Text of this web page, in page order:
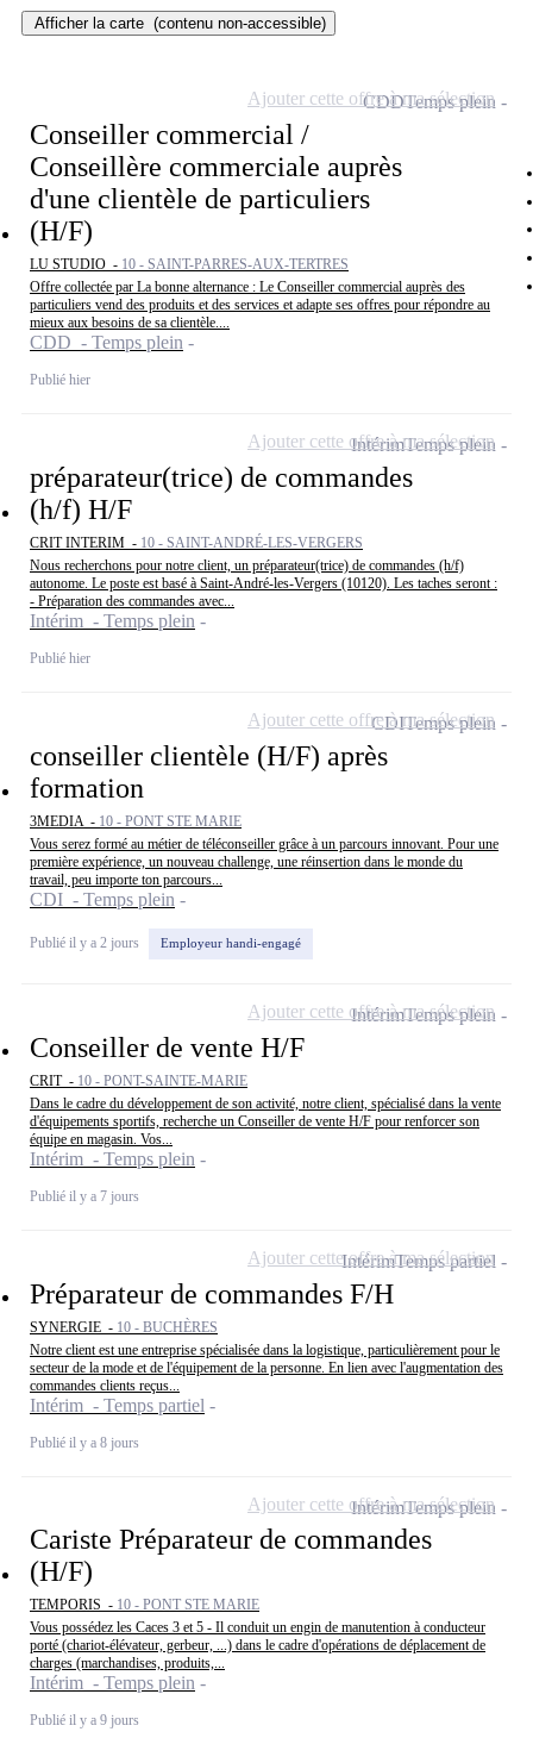
Afficher la carte (contenu non-accessible)
Conseiller commercial /
Conseillère commerciale auprès
d'une clientèle de particuliers
(H/F)
LU STUDIO - 10 - SAINT-PARRES-AUX-TERTRES
Offre collectée par La bonne alternance : Le Conseiller commercial auprès des
particuliers vend des produits et des services et adapte ses offres pour répondre au
mieux aux besoins de sa clientèle....
CDD - Temps plein
Publié hier
CDDTemps plein
Ajouter cette offre à ma sélection
préparateur(trice) de commandes
(h/f) H/F
CRIT INTERIM - 10 - SAINT-ANDRÉ-LES-VERGERS
Nous recherchons pour notre client, un préparateur(trice) de commandes (h/f)
autonome. Le poste est basé à Saint-André-les-Vergers (10120). Les taches seront :
- Préparation des commandes avec...
Intérim - Temps plein
Publié hier
IntérimTemps plein
Ajouter cette offre à ma sélection
conseiller clientèle (H/F) après
formation
3MEDIA - 10 - PONT STE MARIE
Vous serez formé au métier de téléconseiller grâce à un parcours innovant. Pour une
première expérience, un nouveau challenge, une réinsertion dans le monde du
travail, peu importe ton parcours...
CDI - Temps plein
Publié il y a 2 jours Employeur handi-engagé
CDITemps plein
Ajouter cette offre à ma sélection
Conseiller de vente H/F
CRIT - 10 - PONT-SAINTE-MARIE
Dans le cadre du développement de son activité, notre client, spécialisé dans la vente
d'équipements sportifs, recherche un Conseiller de vente H/F pour renforcer son
équipe en magasin. Vos...
Intérim - Temps plein
Publié il y a 7 jours
IntérimTemps plein
Ajouter cette offre à ma sélection
Préparateur de commandes F/H
SYNERGIE - 10 - BUCHÈRES
Notre client est une entreprise spécialisée dans la logistique, particulièrement pour le
secteur de la mode et de l'équipement de la personne. En lien avec l'augmentation des
commandes clients reçus...
Intérim - Temps partiel
Publié il y a 8 jours
IntérimTemps partiel
Ajouter cette offre à ma sélection
Cariste Préparateur de commandes
(H/F)
TEMPORIS - 10 - PONT STE MARIE
Vous possédez les Caces 3 et 5 - Il conduit un engin de manutention à conducteur
porté (chariot-élévateur, gerbeur, ...) dans le cadre d'opérations de déplacement de
charges (marchandises, produits,...
Intérim - Temps plein
Publié il y a 9 jours
IntérimTemps plein
Ajouter cette offre à ma sélection